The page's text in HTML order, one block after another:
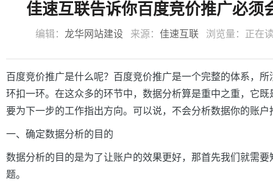
佳速互联告诉你百度竞价推广必须
编辑： 龙华网站建设来源： 佳速互联浏览量： 正在
百度竞价推广是什么呢？百度竞价推广是一个完整的体系，
环扣一环。在这众多的环节中，数据分析算是重中之重，它
要为下一步的工作指出方向。可以说，不会分析数据你的账户
一、确定数据分析的目的
数据分析的目的是为了让账户的效果更好，那首先我们就需
题。